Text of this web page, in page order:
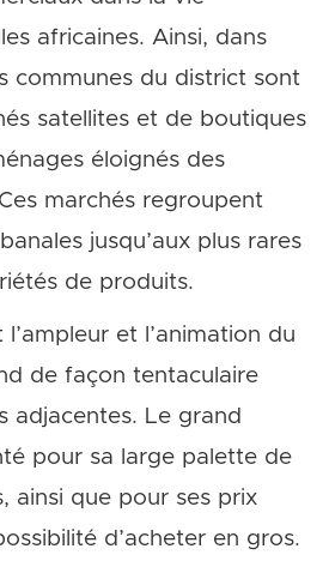
africaines. Ainsi, dans
communes du district sont
satellites et de boutiques
éloignés des
marchés regroupent
jusqu’aux plus rares
de produits.
l’ampleur et l’animation du
de façon tentaculaire
adjacentes. Le grand
pour sa large palette de
ainsi que pour ses prix
d’acheter en gros.